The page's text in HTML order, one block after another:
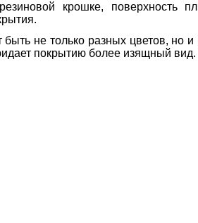
крошке, поверхность
не только разных цветов, но и
покрытию более изящный вид.